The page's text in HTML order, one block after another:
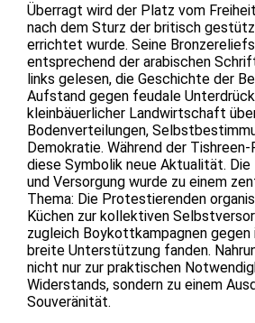
Überragt wird der Platz vom
nach dem Sturz der britisch
errichtet wurde. Seine
entsprechend der arabischen
links gelesen, die Geschichte der
Aufstand gegen feudale
kleinbäuerlicher Landwirtschaft
Bodenverteilungen,
Demokratie. Während der
diese Symbolik neue Aktualität. Die
und Versorgung wurde zu einem
Thema: Die Protestierenden
Küchen zur kollektiven
zugleich Boykottkampagnen
breite Unterstützung fanden.
nicht nur zur praktischen
Widerstands, sondern zu einem
Souveränität.